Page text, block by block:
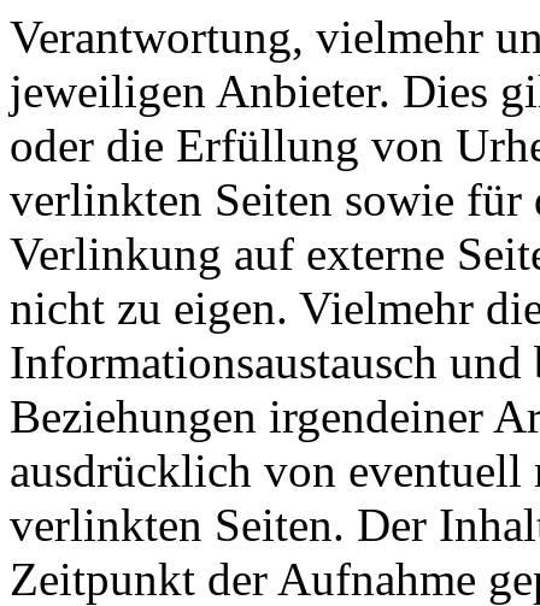
Verantwortung, vielmehr
jeweiligen Anbieter. Dies
oder die Erfüllung von
verlinkten Seiten sowie
Verlinkung auf externe
nicht zu eigen. Vielmehr
Informationsaustausch
Beziehungen irgendeiner
ausdrücklich von
verlinkten Seiten. Der
Zeitpunkt der Aufnahme